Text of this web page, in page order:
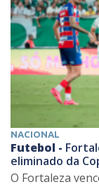
NACIONAL
Futebol -
eliminado da
O Fortaleza